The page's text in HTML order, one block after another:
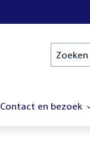
Zoeken
Contact en bezoek